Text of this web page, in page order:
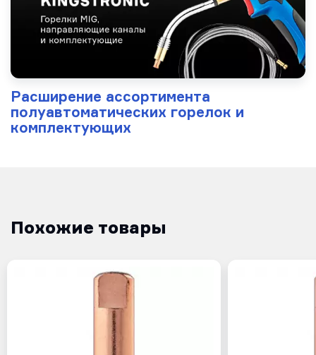
Расширение ассортимента
полуавтоматических горелок и
комплектующих
Похожие товары